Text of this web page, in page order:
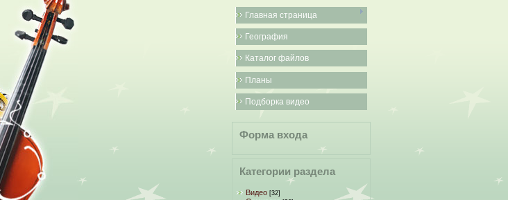
Главная страница
География
Каталог файлов
Планы
Подборка видео
Форма входа
Категории раздела
Видео [32]